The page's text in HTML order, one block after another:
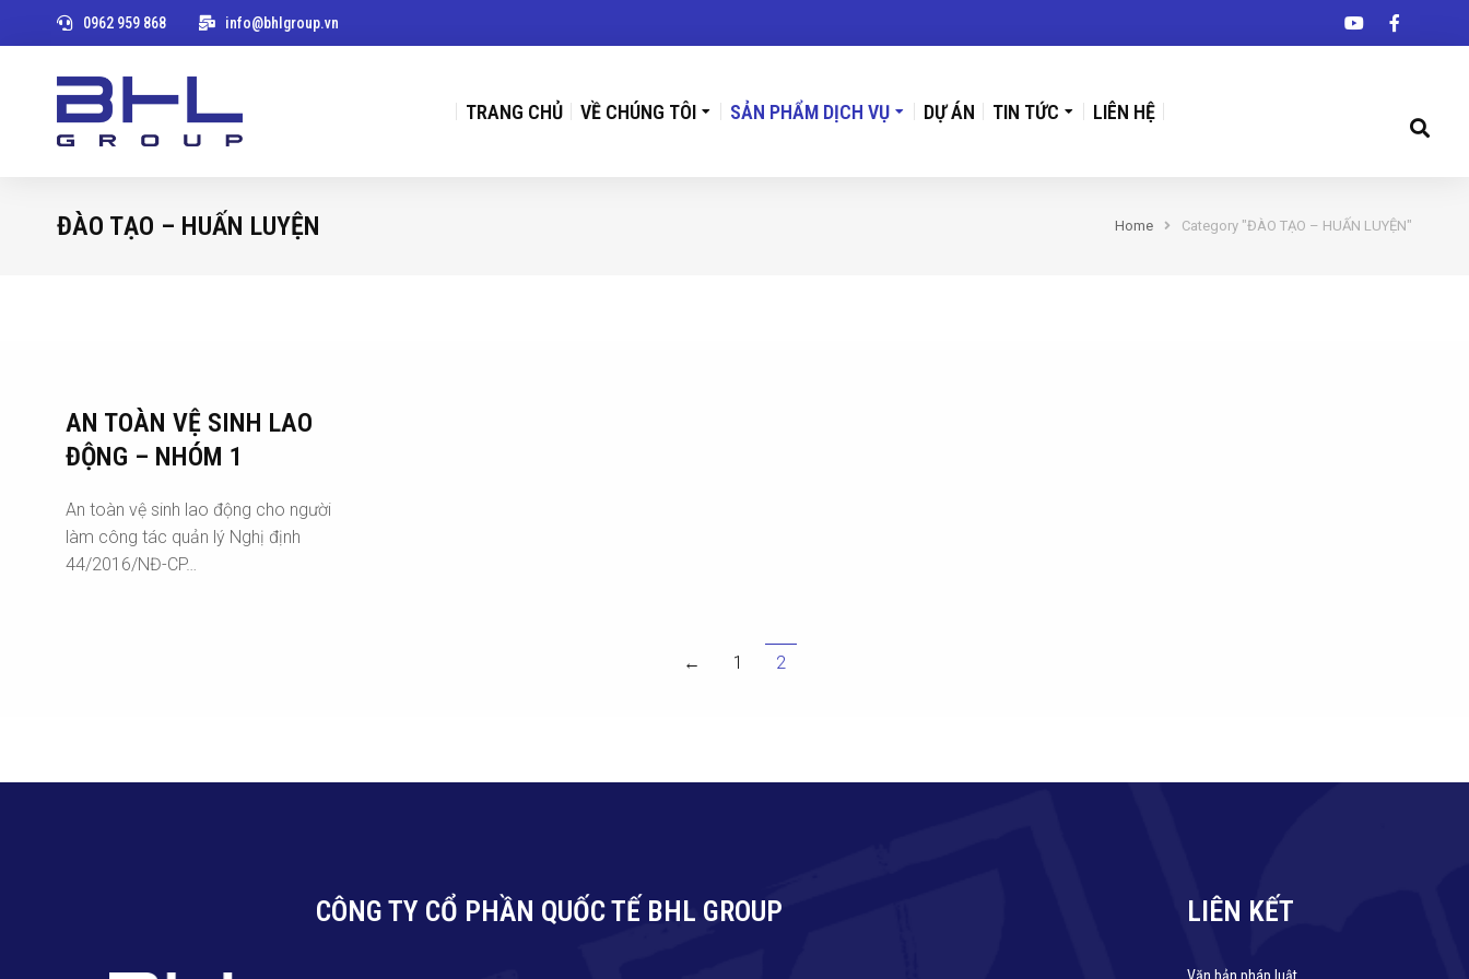
0962 959 868 info@bhlgroup.vn
TRANG CHỦ VỀ CHÚNG TÔI SẢN PHẨM DỊCH VỤ DỰ ÁN TIN TỨC LIÊN HỆ
ĐÀO TẠO – HUẤN LUYỆN Home Category "ĐÀO TẠO – HUẤN LUYỆN"
AN TOÀN VỆ SINH LAO
ĐỘNG – NHÓM 1
An toàn vệ sinh lao động cho người
làm công tác quản lý Nghị định
44/2016/NĐ-CP…
← 1 2
CÔNG TY CỔ PHẦN QUỐC TẾ BHL GROUP LIÊN KẾT